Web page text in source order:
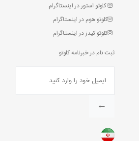
کلوتو استور در اینستاگرام
کلوتو هوم در اینستاگرام
کلوتو کیدز در اینستاگرام
ثبت نام در خبرنامه کلوتو
←